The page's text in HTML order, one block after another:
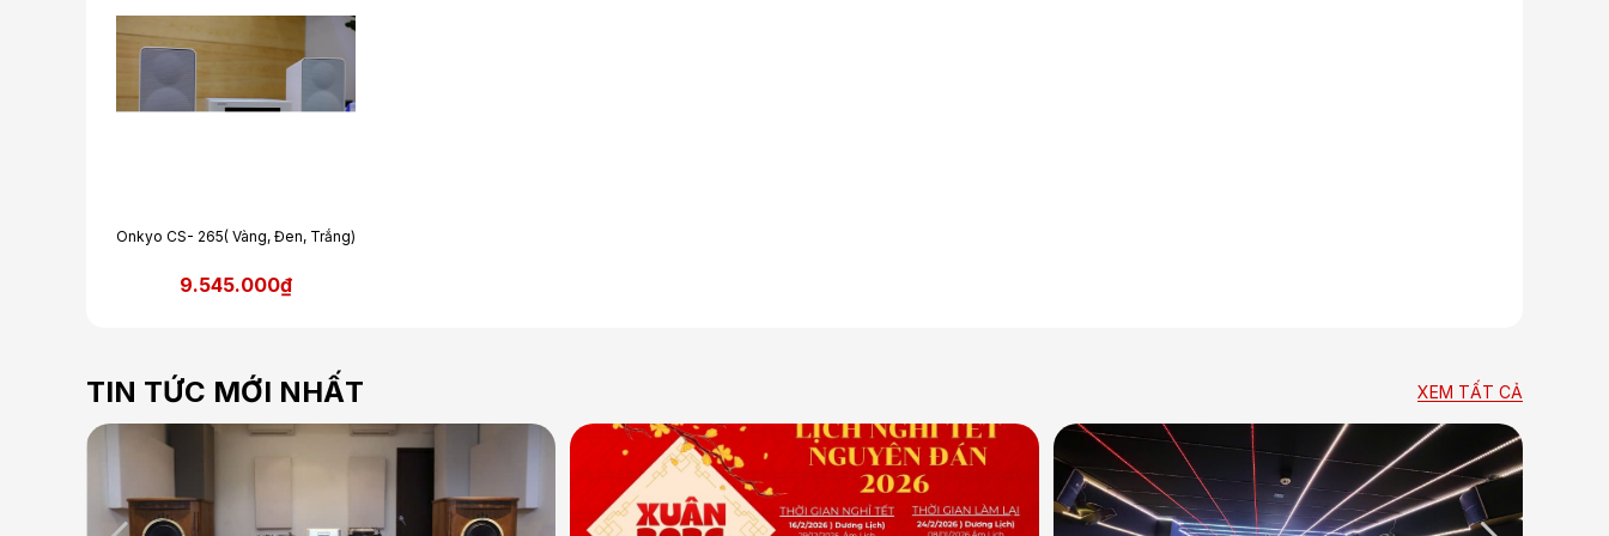
Onkyo CS- 265( Vàng, Đen, Trắng)
9.545.000₫
TIN TỨC MỚI NHẤT XEM TẤT CẢ